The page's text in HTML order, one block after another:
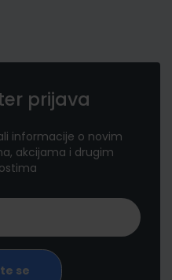
prijava
informacije o novim
akcijama i drugim